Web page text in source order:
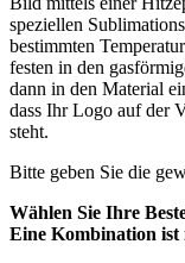
speziellen
bestimmten
festen in den
dann in den Material
dass Ihr Logo auf der
steht.
Bitte geben Sie die
Wählen Sie Ihre
Eine Kombination ist